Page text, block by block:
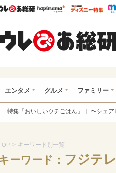
ウレぴあ総研ハピママ*
エンタメ グルメ ファミリー
特集『おいしいウチごはん』 〜シェア
> キーワード別一覧
キーワード： フジテ